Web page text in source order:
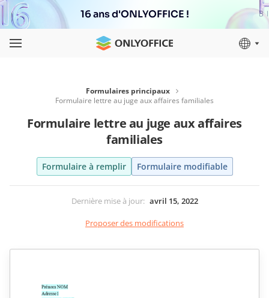
16 ans d'ONLYOFFICE !
Formulaires principaux
Formulaire lettre au juge aux affaires familiales
Formulaire lettre au juge aux affaires
familiales
Formulaire à remplir Formulaire modifiable
Dernière mise à jour: avril 15, 2022
Proposer des modifications